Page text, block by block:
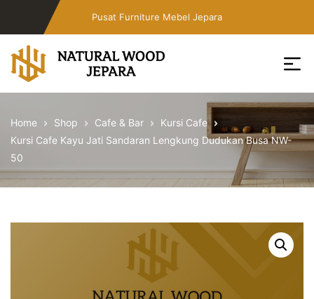
content
Pusat Furniture Mebel Jepara
Toko
Cafe
Jepara
Jati
Minimalis
Home Shop Cafe & Bar
Kursi Cafe
Kursi Cafe Kayu Jati Sandaran Lengkung Dudukan Busa NW-
50